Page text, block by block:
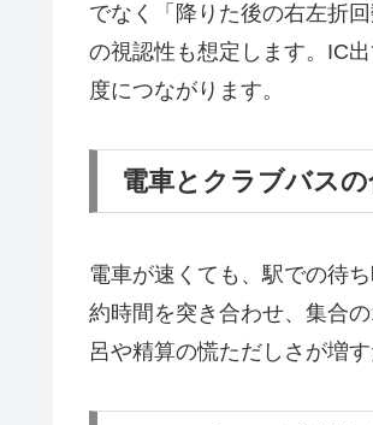
でなく「降りた後の右左折
の視認性も想定します。IC
度につながります。
電車とクラブバス
電車が速くても、駅での待
約時間を突き合わせ、集合
呂や精算の慌ただしさが増